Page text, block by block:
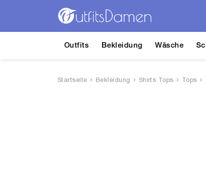
Outfits Bekleidung Wäsche
Startseite Bekleidung Shirts Tops Tops